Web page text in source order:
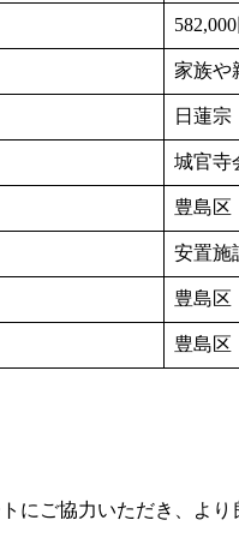
582,000
家族や
日蓮宗
城官寺
豊島区
安置施
豊島区
豊島区
にご協力いただき、よ